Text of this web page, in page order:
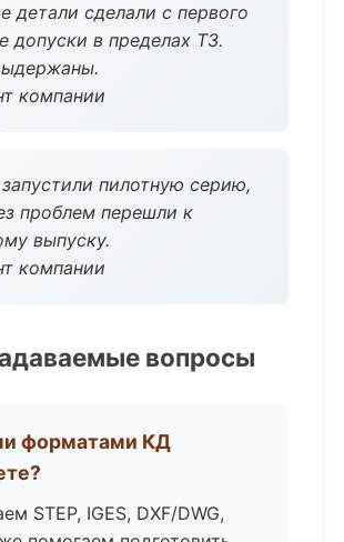
детали сделали с первого
допуски в пределах ТЗ.
компании
пилотную серию,
проблем перешли к
выпуску.
компании
вопросы
форматами КД
STEP, IGES, DXF/DWG,